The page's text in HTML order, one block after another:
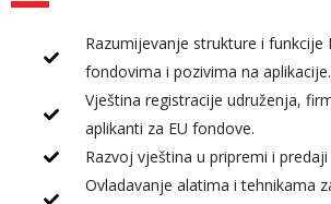
Razumijevanje strukture i
fondovima i pozivima na aplikacije.
Vještina registracije udruženja,
aplikanti za EU fondove.
Razvoj vještina u pripremi i
Ovladavanje alatima i tehnikama